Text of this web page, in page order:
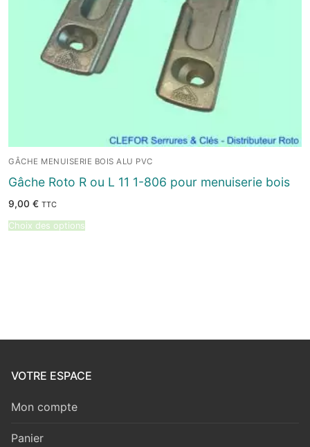
GÂCHE MENUISERIE BOIS ALU PVC
Gâche Roto R ou L 11 1-806 pour menuiserie bois
9,00 € TTC
Choix des options
VOTRE ESPACE
Mon compte
Panier